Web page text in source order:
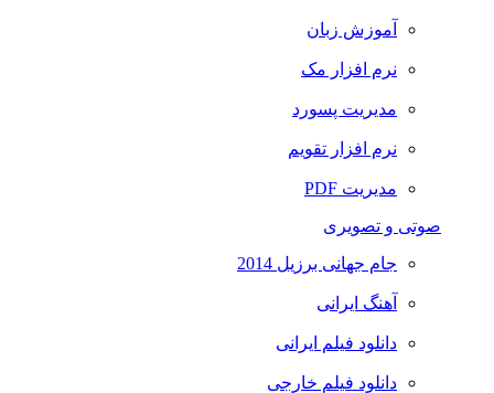
آموزش زبان
نرم افزار مک
مدیریت پسورد
نرم افزار تقویم
مدیریت PDF
صوتی و تصویری
جام جهانی برزیل 2014
آهنگ ایرانی
دانلود فیلم ایرانی
دانلود فیلم خارجی